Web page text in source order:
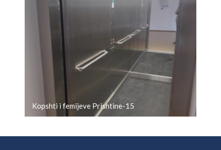
Kopshti i femijeve Prishtine-15